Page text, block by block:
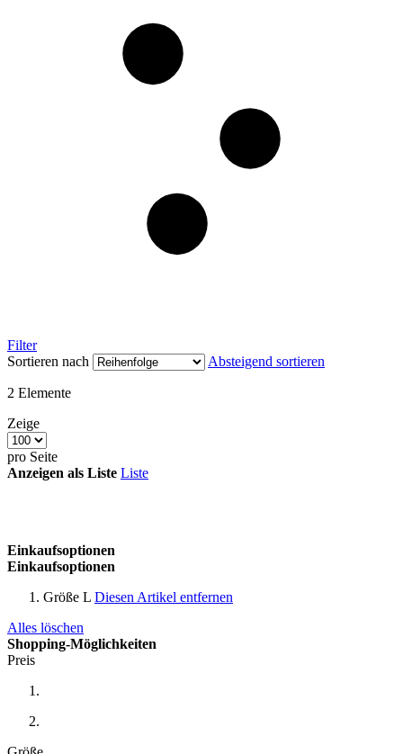
Filter
Sortieren nach
Absteigend sortieren
2 Elemente
Zeige
pro Seite
Anzeigen als Liste Liste
Einkaufsoptionen
Einkaufsoptionen
Größe L Diesen Artikel entfernen
Alles löschen
Shopping-Möglichkeiten
Preis